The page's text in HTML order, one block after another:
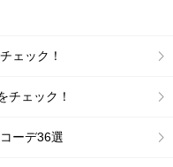
ェック！
チェック！
ーデ36選